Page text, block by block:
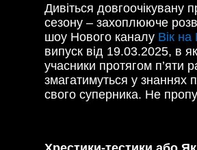
Дивіться довгоочікувану
сезону – захоплююче
шоу Нового каналу Вік на
випуск від 19.03.2025, в
учасники протягом п’яти
змагатимуться у знаннях
свого суперника. Не